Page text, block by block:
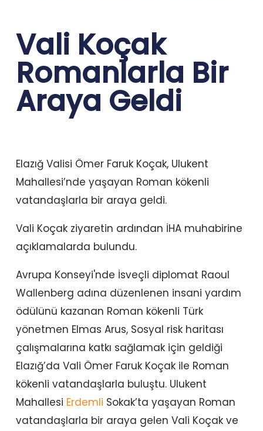
Vali Koçak
Romanlarla Bir
Araya Geldi
Elazığ Valisi Ömer Faruk Koçak, Ulukent
Mahallesi’nde yaşayan Roman kökenli
vatandaşlarla bir araya geldi.
Vali Koçak ziyaretin ardından İHA muhabirine
açıklamalarda bulundu.
Avrupa Konseyi'nde İsveçli diplomat Raoul
Wallenberg adına düzenlenen insani yardım
ödülünü kazanan Roman kökenli Türk
yönetmen Elmas Arus, Sosyal risk haritası
çalışmalarına katkı sağlamak için geldiği
Elazığ’da Vali Ömer Faruk Koçak ile Roman
kökenli vatandaşlarla buluştu. Ulukent
Mahallesi Erdemli Sokak’ta yaşayan Roman
vatandaşlarla bir araya gelen Vali Koçak ve